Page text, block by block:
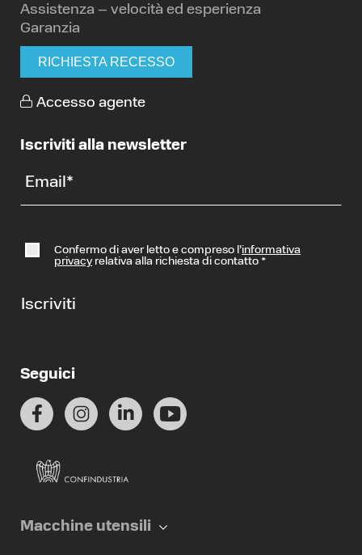
Assistenza – velocità ed esperienza
Garanzia
RICHIESTA RECESSO
Accesso agente
Iscriviti alla newsletter
Email *
Confermo di aver letto e compreso l’informativa
privacyrelativa alla richiesta di contatto *
Iscriviti
Seguici
Macchine utensili